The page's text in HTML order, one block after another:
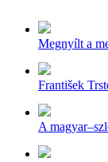
Megnyílt a
František
A